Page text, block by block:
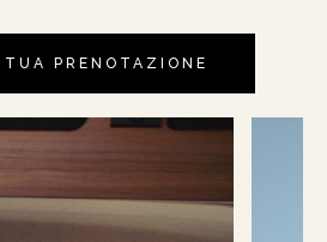
PRENOTAZIONE